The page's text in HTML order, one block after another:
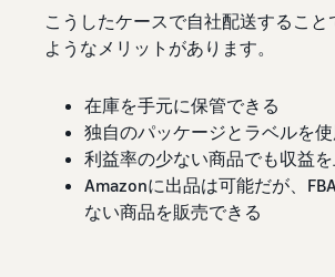
こうしたケースで自社配送すること
ようなメリットがあります。
在庫を手元に保管できる
独自のパッケージとラベルを
利益率の少ない商品でも収益
Amazonに出品は可能だが、
ない商品を販売できる